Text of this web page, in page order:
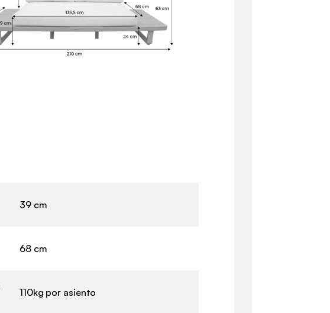
39 cm
68 cm
110kg por asiento